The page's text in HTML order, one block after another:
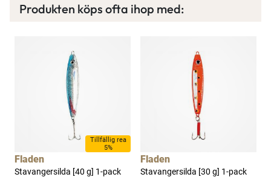
Ett exklusivt medlemskap med många förmåner.
Bättre priser, fri frakt på alla ordrar, bonuscheck
varje månad och mycket mer. Spara tusenlappar
idag!
Produkten köps ofta ihop med:
Tillfällig rea
5%
Fladen
Stavangersilda [40 g] 1-pack
Fladen
Stavangersilda [30 g] 1-pack